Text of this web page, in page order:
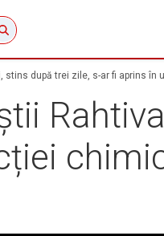
stins după trei zile, s-ar fi aprins